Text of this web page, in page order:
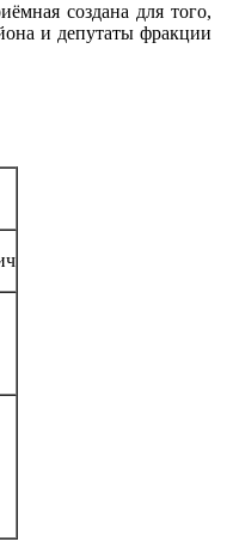
создана для того,
и депутаты фракции